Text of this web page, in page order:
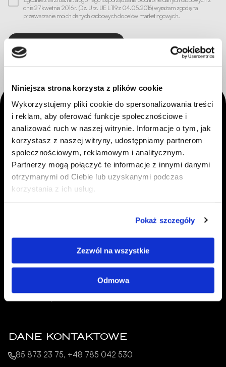
Niniejsza strona korzysta z plików cookie
Wykorzystujemy pliki cookie do spersonalizowania treści
i reklam, aby oferować funkcje społecznościowe i
analizować ruch w naszej witrynie. Informacje o tym, jak
korzystasz z naszej witryny, udostępniamy partnerom
społecznościowym, reklamowym i analitycznym.
Partnerzy mogą połączyć te informacje z innymi danymi
otrzymanymi od Ciebie lub uzyskanymi podczas
korzystania z ich usług.
Pokaż szczegóły
Zezwól na wszystkie
Odmowa
dnia 27 kwietnia 2016 r. (Dz. Urz. UE L 119 z 04.05.2016) wyrażam zgodę na
przetwarzanie moich danych osobowych do celów marketingowych.
NASZE PRODUKTY
Pliki do pobrania – Katalogi
DANE TELEADRESOWE
DANE KONTAKTOWE
85 873 23 75, +48 785 042 530